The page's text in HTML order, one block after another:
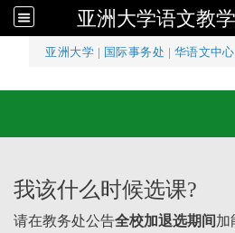
亚洲大学语文教
亚洲大学 国际事务处 华语文中心
亚洲大学语文教
我该什么时候选课?
请在教务处公告全校加退选期间加